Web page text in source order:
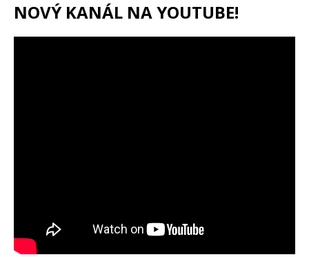
NOVÝ KANÁL NA YOUTUBE!